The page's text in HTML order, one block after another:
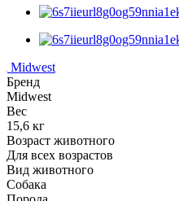
Midwest
Бренд
Midwest
Вес
15,6 кг
Возраст животного
Для всех возрастов
Вид животного
Собака